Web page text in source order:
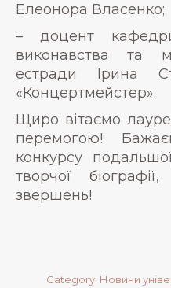
Елеонора Власенко;
– доцент кафедри
виконавства та
естради Ірина
«Концертмейстер».
Щиро вітаємо
перемогою!
конкурсу
творчої
звершень!
Category: Новини